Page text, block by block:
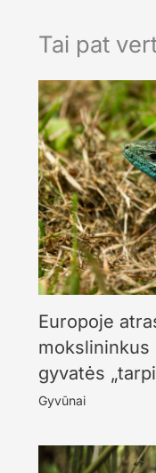
Tai pat
Europoje
gyvatės
Gyvūnai